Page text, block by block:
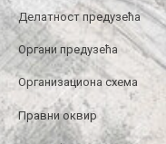
Делатност предузећа
Органи предузећа
Организациона схема
Правни оквир